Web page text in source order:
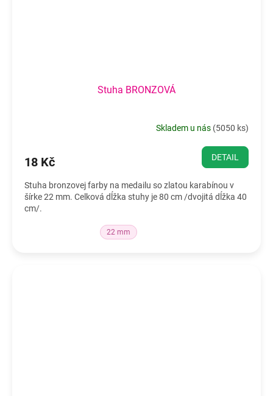
Stuha BRONZOVÁ
Skladem u nás (5050 ks)
18 Kč DETAIL
Stuha bronzovej farby na medailu so zlatou karabínou v
šírke 22 mm. Celková dĺžka stuhy je 80 cm /dvojitá dĺžka 40
cm/.
22 mm